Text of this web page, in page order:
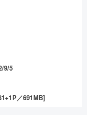
9/5
／691MB]